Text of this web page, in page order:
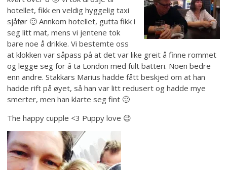
hotellet, fikk en veldig hyggelig taxi
sjåfør 🙂 Annkom hotellet, gutta fikk i
seg litt mat, mens vi jentene tok
bare noe å drikke. Vi bestemte oss
at klokken var såpass på at det var like greit å finne rommet
og legge seg for å ta London med fult batteri. Noen bedre
enn andre. Stakkars Marius hadde fått beskjed om at han
hadde rift på øyet, så han var litt redusert og hadde mye
smerter, men han klarte seg fint 🙂
The happy cupple <3 Puppy love 😉